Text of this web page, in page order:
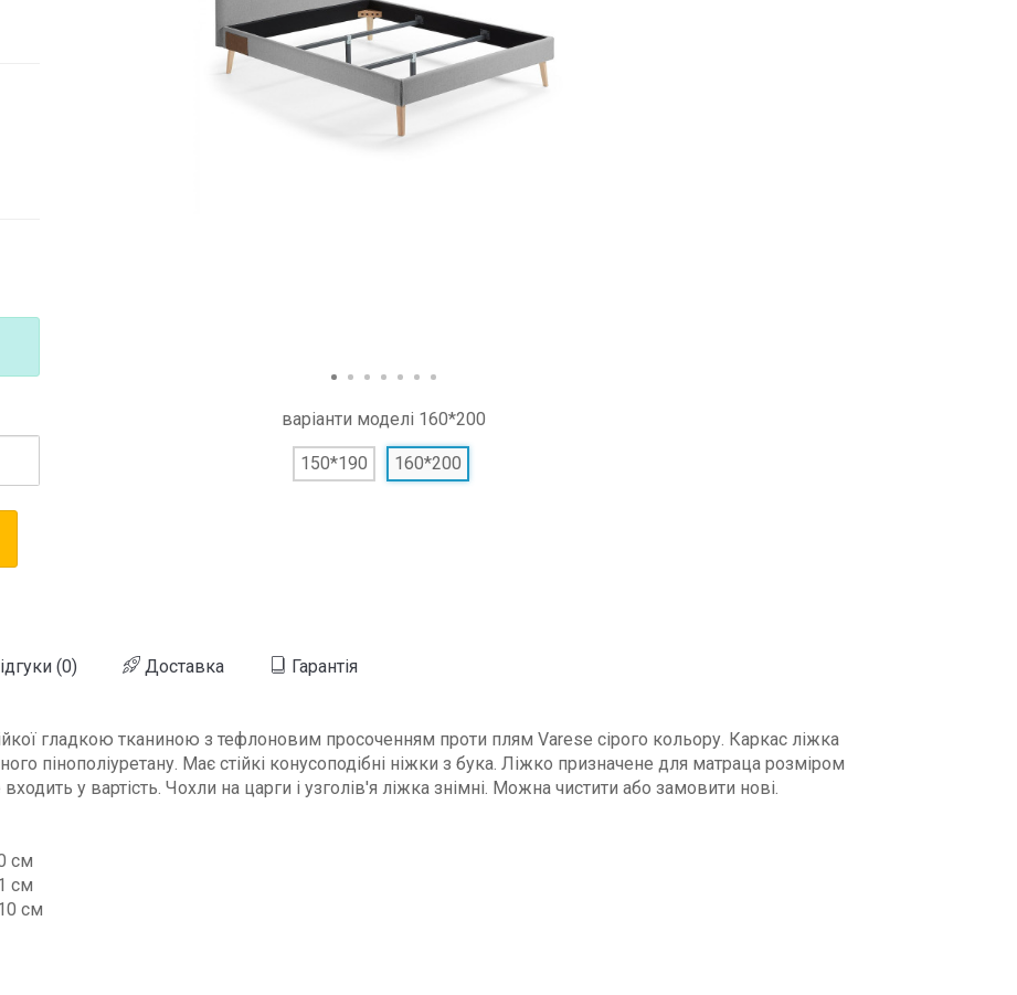
варіанти моделі 160*200
150*190 160*200
(0) Доставка Гарантія
гладкою тканиною з тефлоновим просоченням проти плям Varese сірого кольору. Каркас ліжка
пінополіуретану. Має стійкі конусоподібні ніжки з бука. Ліжко призначене для матраца розміром
у вартість. Чохли на царги і узголів'я ліжка знімні. Можна чистити або замовити нові.
см
см
см